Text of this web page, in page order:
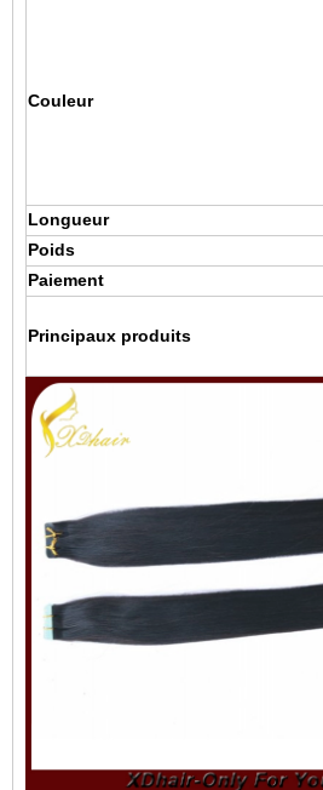
Couleur
Longueur
Poids
Paiement
Principaux produits